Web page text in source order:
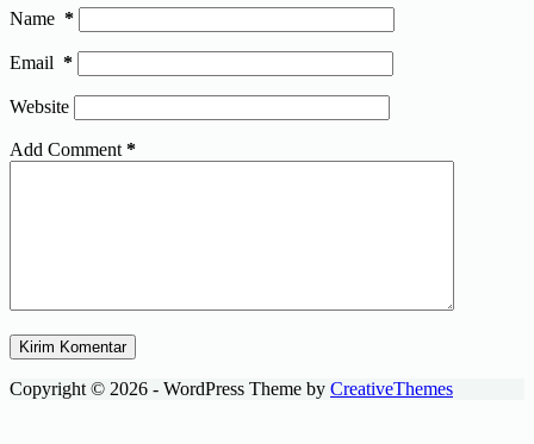
Name *
Email *
Website
Add Comment *
Kirim Komentar
Copyright © 2026 - WordPress Theme by CreativeThemes